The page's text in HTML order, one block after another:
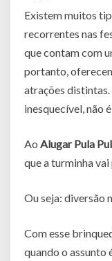
Existem muitos
recorrentes nas
que contam com
portanto,
atrações distintas.
inesquecível, não
Ao Alugar Pula
que a turminha
Ou seja: diversão
Com esse
quando o assunto